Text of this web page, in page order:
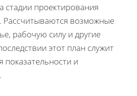
стадии проектирования
Рассчитываются возможные
рабочую силу и другие
этот план служит
показательности и